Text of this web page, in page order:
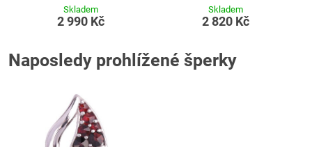
Skladem
2 990 Kč
Skladem
2 820 Kč
Naposledy prohlížené šperky